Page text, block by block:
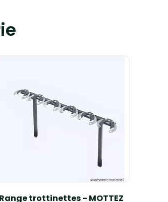
Range trottinettes - MOTTEZ